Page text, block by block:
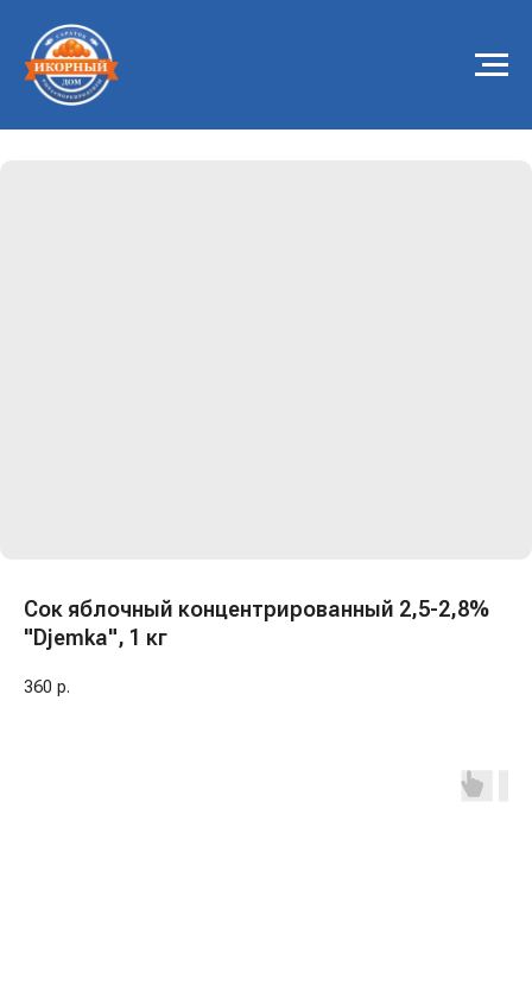
Сок яблочный концентрированный 2,5-2,8%
"Djemka", 1 кг
360 р.